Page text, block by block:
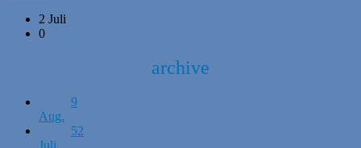
2 Juli
0
archive
9
Aug.
52
Juli